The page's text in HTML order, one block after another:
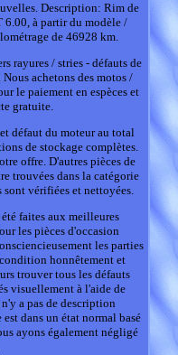
Description: Rim de
6.00, à partir du modèle /
de 46928 km.
rayures / stries - défauts de
achetons des motos /
le paiement en espèces et
gratuite.
défaut du moteur au total
de stockage complètes.
offre. D'autres pièces de
trouvées dans la catégorie
sont vérifiées et nettoyées.
faites aux meilleures
les pièces d'occasion
les parties
honnêtement et
trouver tous les défauts
visuellement à l'aide de
a pas de description
dans un état normal basé
ayons également négligé